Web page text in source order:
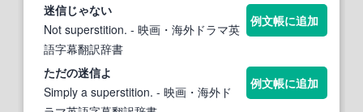
迷信じゃない
Not superstition. - 映画・海外ドラマ英
語字幕翻訳辞書
例文帳に追加
ただの迷信よ
Simply a superstition. - 映画・海外ド
例文帳に追加